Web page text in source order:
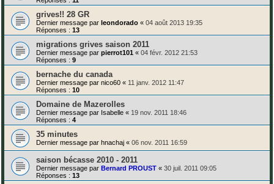
grives!! 28 GR
Dernier message par leondorado « 04 août 2013 19:35
Réponses : 13
migrations grives saison 2011
Dernier message par pierrot101 « 04 févr. 2012 21:53
Réponses : 9
bernache du canada
Dernier message par nico60 « 11 janv. 2012 11:47
Réponses : 10
Domaine de Mazerolles
Dernier message par Isabelle « 19 nov. 2011 18:46
Réponses : 4
35 minutes
Dernier message par hnachaj « 06 nov. 2011 16:59
saison bécasse 2010 - 2011
Dernier message par Bernard PROUST « 30 juil. 2011 09:05
Réponses : 13